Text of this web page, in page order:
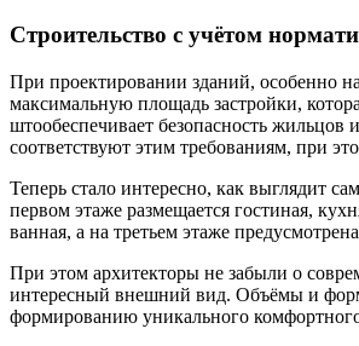
Строительство с учётом
При проектировании зданий, особенно
максимальную площадь застройки,
штообеспечивает безопасность
соответствуют этим требованиям, при
Теперь стало интересно, как выглядит
первом этаже размещается гостиная,
ванная, а на третьем этаже
При этом архитекторы не забыли о
интересный внешний вид. Объёмы и
формированию уникального